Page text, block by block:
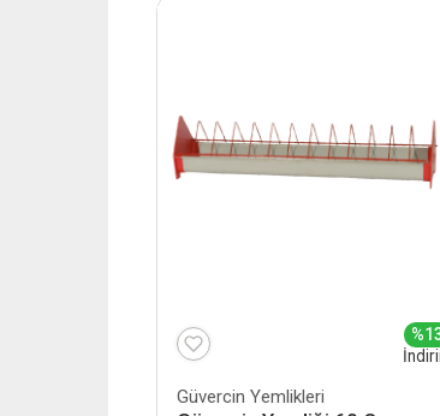
Güvercin Yemlikleri